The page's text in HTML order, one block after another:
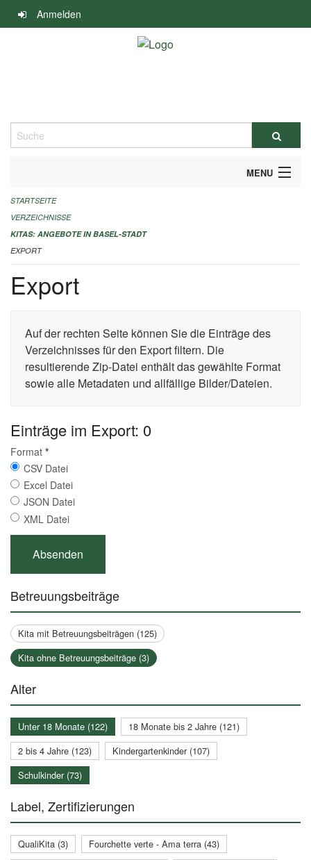
Navigation
überspringen
Anmelden
Suche
MENU
ALLGEMEINE INFORMATIONEN
IMPRESSUM
STARTSEITE
VERZEICHNISSE
KITAS: ANGEBOTE IN BASEL-STADT
EXPORT
Export
Auf der rechten Seite können Sie die Einträge des
Verzeichnisses für den Export filtern. Die
resultierende Zip-Datei enthält das gewählte Format
sowie alle Metadaten und allfällige Bilder/Dateien.
Einträge im Export: 0
Format *
CSV Datei
Excel Datei
JSON Datei
XML Datei
Betreuungsbeiträge
Kita mit Betreuungsbeiträgen (125)
Kita ohne Betreuungsbeiträge (3)
Alter
Unter 18 Monate (122)
18 Monate bis 2 Jahre (121)
2 bis 4 Jahre (123)
Kindergartenkinder (107)
Schulkinder (73)
Label, Zertifizierungen
QualiKita (3)
Fourchette verte - Ama terra (43)